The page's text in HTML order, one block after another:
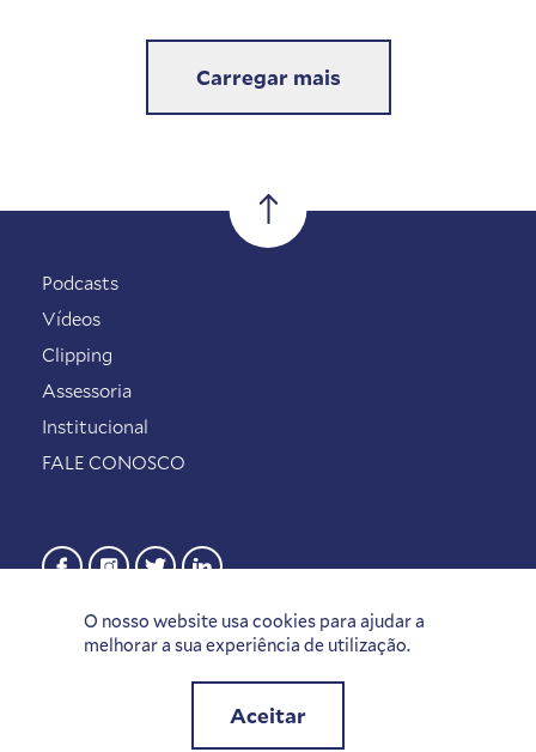
Carregar mais
O nosso website usa cookies para ajudar a
melhorar a sua experiência de utilização.
Aceitar
Podcasts
Vídeos
Clipping
Assessoria
Institucional
FALE CONOSCO